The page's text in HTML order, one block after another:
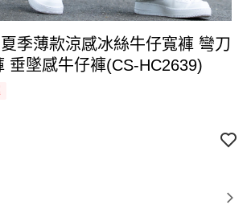
夏季薄款涼感冰絲牛仔寬褲 彎刀
垂墜感牛仔褲(CS-HC2639)